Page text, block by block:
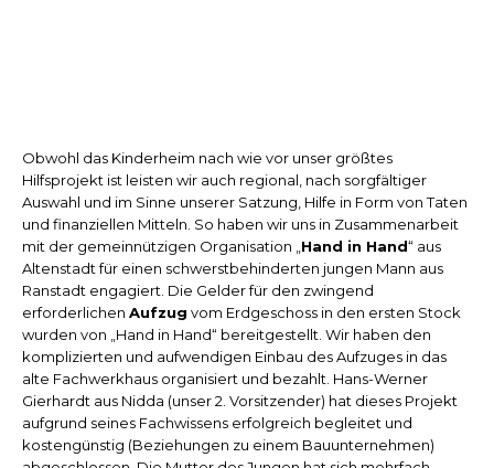
Obwohl das Kinderheim nach wie vor unser größtes
Hilfsprojekt ist leisten wir auch regional, nach sorgfältiger
Auswahl und im Sinne unserer Satzung, Hilfe in Form von Taten
und finanziellen Mitteln. So haben wir uns in Zusammenarbeit
mit der gemeinnützigen Organisation „ Hand in Hand“ aus
Altenstadt für einen schwerstbehinderten jungen Mann aus
Ranstadt engagiert. Die Gelder für den zwingend
erforderlichen Aufzug vom Erdgeschoss in den ersten Stock
wurden von „Hand in Hand“ bereitgestellt. Wir haben den
komplizierten und aufwendigen Einbau des Aufzuges in das
alte Fachwerkhaus organisiert und bezahlt. Hans-Werner
Gierhardt aus Nidda (unser 2. Vorsitzender) hat dieses Projekt
aufgrund seines Fachwissens erfolgreich begleitet und
kostengünstig (Beziehungen zu einem Bauunternehmen)